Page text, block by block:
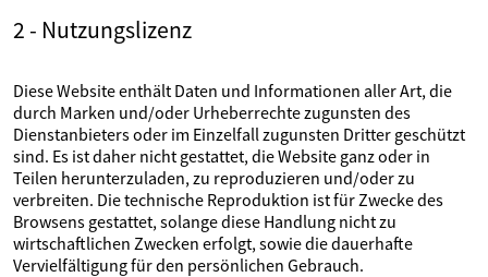
2 - Nutzungslizenz
Diese Website enthält Daten und Informationen aller Art, die
durch Marken und/oder Urheberrechte zugunsten des
Dienstanbieters oder im Einzelfall zugunsten Dritter geschützt
sind. Es ist daher nicht gestattet, die Website ganz oder in
Teilen herunterzuladen, zu reproduzieren und/oder zu
verbreiten. Die technische Reproduktion ist für Zwecke des
Browsens gestattet, solange diese Handlung nicht zu
wirtschaftlichen Zwecken erfolgt, sowie die dauerhafte
Vervielfältigung für den persönlichen Gebrauch.